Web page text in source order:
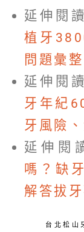
延伸閱
植牙
問題彙整
延伸閱讀
牙年紀
牙風險
延伸閱
嗎？缺
解答拔
台北松山